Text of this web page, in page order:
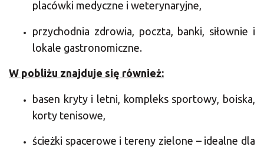
placówki medyczne i weterynaryjne,
przychodnia zdrowia, poczta, banki, siłownie i
lokale gastronomiczne.
W pobliżu znajduje się również:
basen kryty i letni, kompleks sportowy, boiska,
korty tenisowe,
ścieżki spacerowe i tereny zielone – idealne dla